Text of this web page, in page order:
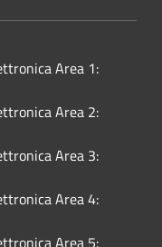
Area 1:
Area 2:
Area 3:
Area 4:
Area 5: